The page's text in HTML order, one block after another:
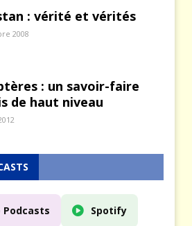
: vérité et vérités
2008
: un savoir-faire
de haut niveau
Podcasts Spotify